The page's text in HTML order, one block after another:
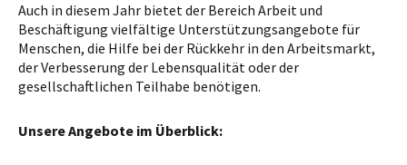
Auch in diesem Jahr bietet der Bereich Arbeit und
Beschäftigung vielfältige Unterstützungsangebote für
Menschen, die Hilfe bei der Rückkehr in den Arbeitsmarkt,
der Verbesserung der Lebensqualität oder der
gesellschaftlichen Teilhabe benötigen.
Unsere Angebote im Überblick: